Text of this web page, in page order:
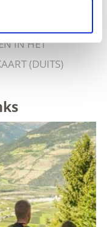
IN HET
(DUITS)